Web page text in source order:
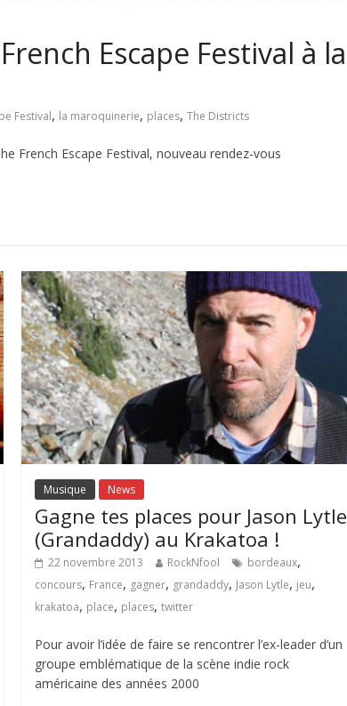
Escape Festival à la
Festival, la maroquinerie, places, The Districts
French Escape Festival, nouveau rendez-vous
Musique News
Gagne tes places pour Jason Lytle
(Grandaddy) au Krakatoa !
22 novembre 2013 RockNfool bordeaux,
concours, France, gagner, grandaddy, Jason Lytle, jeu,
krakatoa, place, places,twitter
Pour avoir l’idée de faire se rencontrer l’ex-leader d’un
groupe emblématique de la scène indie rock
américaine des années 2000